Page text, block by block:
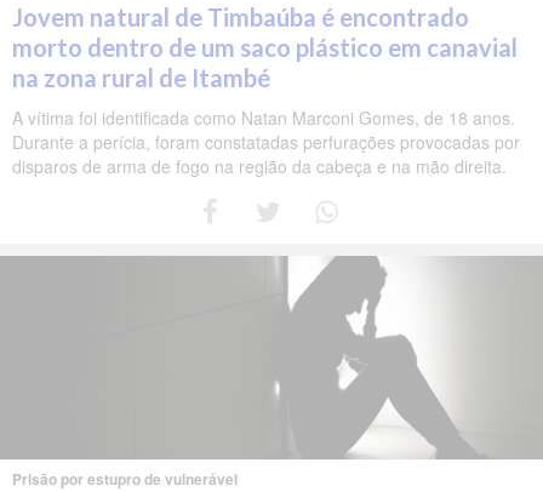
Jovem natural de Timbaúba é encontrado
morto dentro de um saco plástico em canavial
na zona rural de Itambé
A vítima foi identificada como Natan Marconi Gomes, de 18 anos.
Durante a perícia, foram constatadas perfurações provocadas por
disparos de arma de fogo na região da cabeça e na mão direita.
Prisão por estupro de vulnerável